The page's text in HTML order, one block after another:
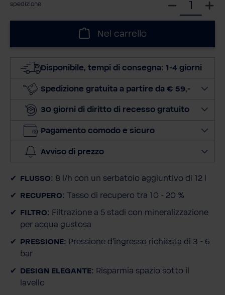
spedizione
z
n
l
q
t
Nel carrello
Disponibile, tempi di consegna: 1-4 giorni
Spedizione gratuita a partire da € 59,-
30 giorni di diritto di recesso gratuito
Pagamento comodo e sicuro
Avviso di prezzo
FLUSSO: 8 l/h con un serbatoio aggiuntivo di 12 l
RECUPERO: Tasso di recupero tra 10 - 20 %
FILTRO: Filtrazione a 5 stadi con mineralizzazione
per acqua gustosa
PRESSIONE: Pressione d'ingresso richiesta di 3 - 6
bar
DESIGN ELEGANTE: Risparmia spazio sotto il
lavello